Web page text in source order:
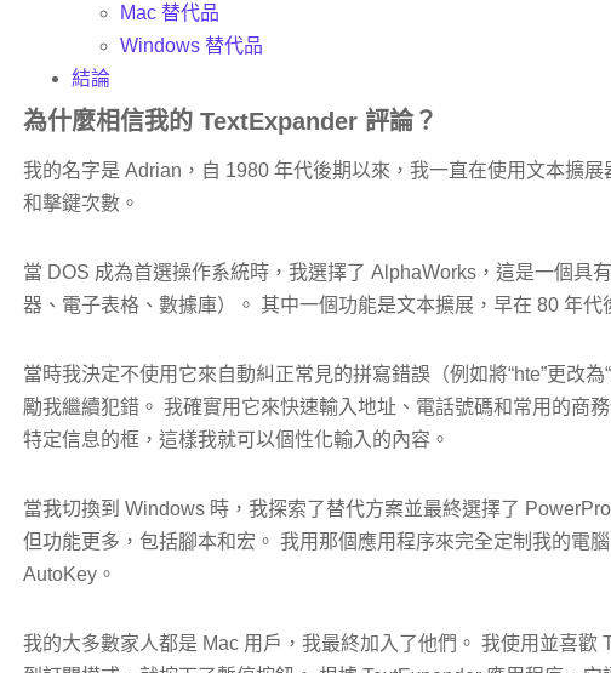
Mac 替代品
Windows 替代品
結論
為什麼相信我的 TextExpander 評論？
我的名字是 Adrian，自 1980 年代後期以來，我一直在使用文本擴
和擊鍵次數。
當 DOS 成為首選操作系統時，我選擇了 AlphaWorks，這是一個具
器、電子表格、數據庫）。 其中一個功能是文本擴展，早在 80 年代
當時我決定不使用它來自動糾正常見的拼寫錯誤（例如將“hte”更改
勵我繼續犯錯。 我確實用它來快速輸入地址、電話號碼和常用的商
特定信息的框，這樣我就可以個性化輸入的內容。
當我切換到 Windows 時，我探索了替代方案並最終選擇了
但功能更多，包括腳本和宏。 我用那個應用程序來完全定制我的電
AutoKey。
我的大多數家人都是 Mac 用戶，我最終加入了他們。 我使用並喜歡